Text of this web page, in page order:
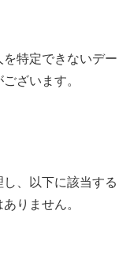
特定できないデー
ざいます。
、以下に該当する
りません。